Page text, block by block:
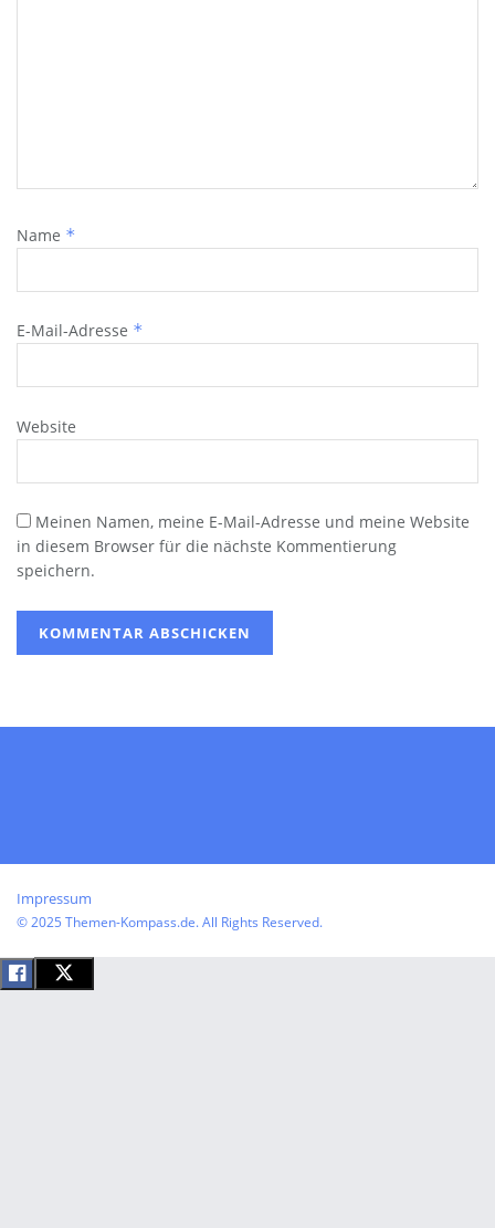
Name *
E-Mail-Adresse *
Website
Meinen Namen, meine E-Mail-Adresse und meine Website
in diesem Browser für die nächste Kommentierung
speichern.
Impressum
© 2025 Themen-Kompass.de. All Rights Reserved.